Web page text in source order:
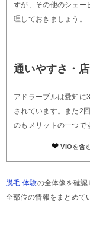
すが、その他のシェー
理しておきましょう。
通いやすさ・
アドラーブルは愛知に
されています。また2
のもメリットの一つで
VIOを含
脱毛 体験の全体像を確認
全部位の情報をまとめて